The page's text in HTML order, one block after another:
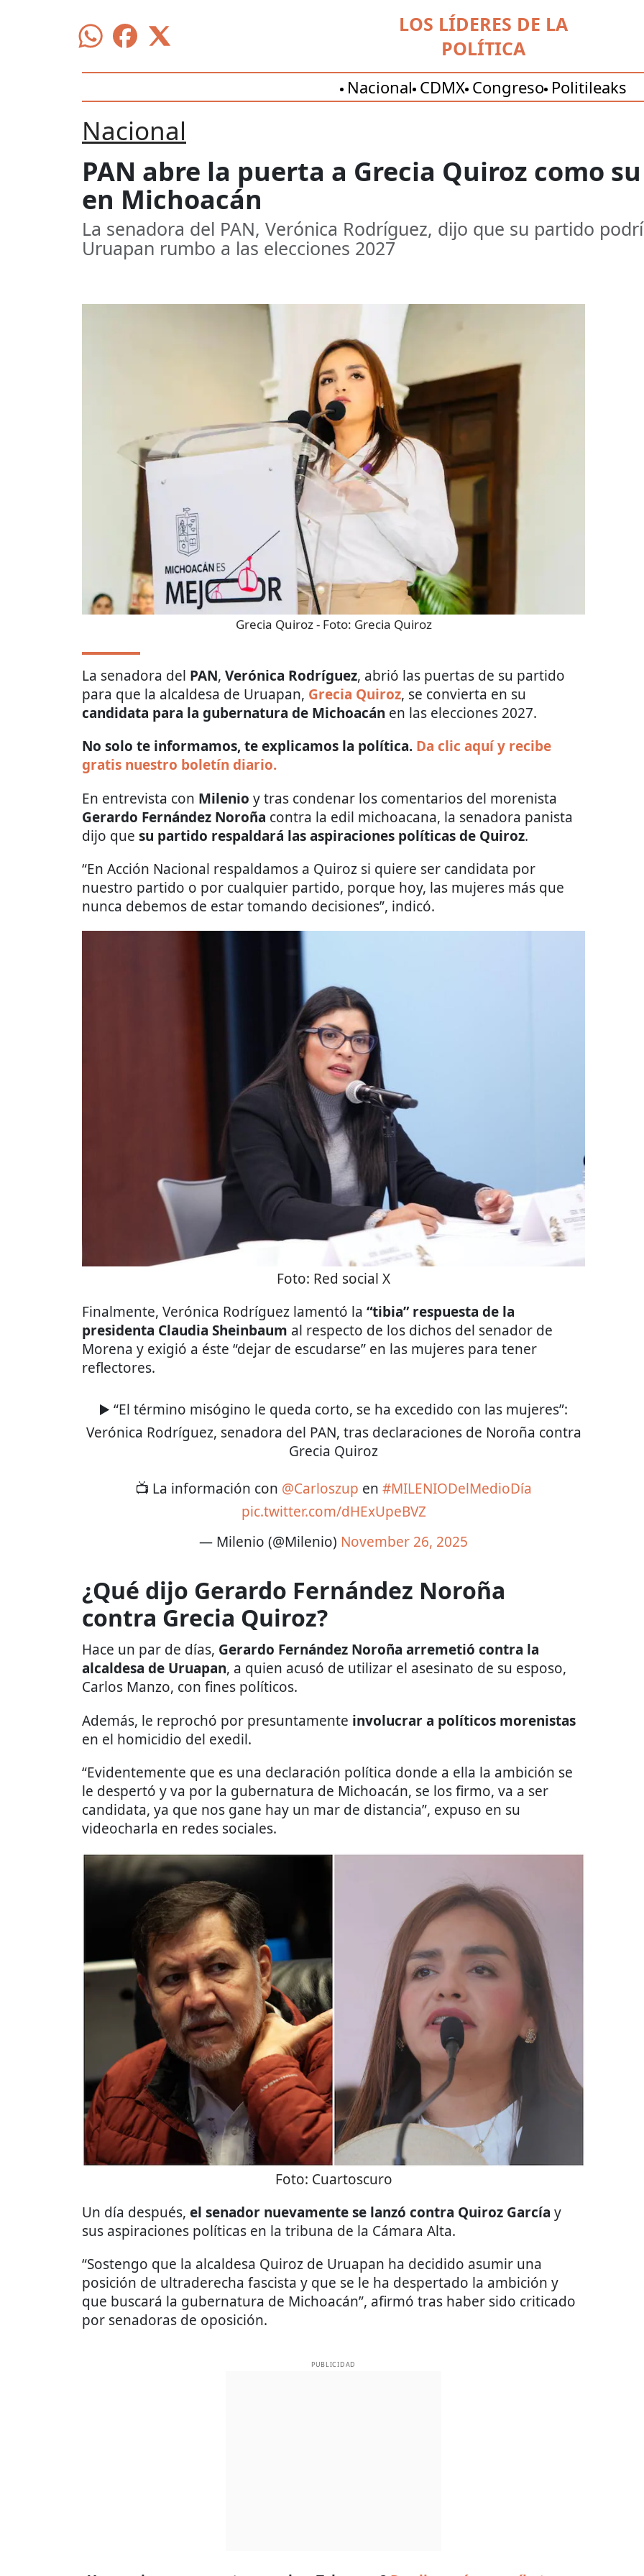
LOS LÍDERES DE LA
POLÍTICA
Nacional CDMX Congreso Politileaks
Nacional
PAN abre la puerta a Grecia Quiroz como
en Michoacán
La senadora del PAN, Verónica Rodríguez, dijo que su partido
Uruapan rumbo a las elecciones 2027
Grecia Quiroz- Foto: Grecia Quiroz
La senadora del PAN, Verónica Rodríguez, abrió las puertas de su partido
para que la alcaldesa de Uruapan, Grecia Quiroz, se convierta en su
candidata para la gubernatura de Michoacán en las elecciones 2027.
No solo te informamos, te explicamos la política. Da clic aquí y recibe
gratis nuestro boletín diario.
En entrevista con Milenio y tras condenar los comentarios del morenista
Gerardo Fernández Noroña contra la edil michoacana, la senadora panista
dijo que su partido respaldará las aspiraciones políticas de Quiroz.
“En Acción Nacional respaldamos a Quiroz si quiere ser candidata por
nuestro partido o por cualquier partido, porque hoy, las mujeres más que
nunca debemos de estar tomando decisiones”, indicó.
Foto: Red social X
Finalmente, Verónica Rodríguez lamentó la “tibia” respuesta de la
presidenta Claudia Sheinbaum al respecto de los dichos del senador de
Morena y exigió a éste “dejar de escudarse” en las mujeres para tener
reflectores.
▶️ “El término misógino le queda corto, se ha excedido con las mujeres”:
Verónica Rodríguez, senadora del PAN, tras declaraciones de Noroña contra
Grecia Quiroz
📺 La información con @Carloszup en #MILENIODelMedioDía
pic.twitter.com/dHExUpeBVZ
— Milenio (@Milenio) November 26, 2025
¿Qué dijo Gerardo Fernández Noroña
contra Grecia Quiroz?
Hace un par de días, Gerardo Fernández Noroña arremetió contra la
alcaldesa de Uruapan, a quien acusó de utilizar el asesinato de su esposo,
Carlos Manzo, con fines políticos.
Además, le reprochó por presuntamente involucrar a políticos morenistas
en el homicidio del exedil.
“Evidentemente que es una declaración política donde a ella la ambición se
le despertó y va por la gubernatura de Michoacán, se los firmo, va a ser
candidata, ya que nos gane hay un mar de distancia”, expuso en su
videocharla en redes sociales.
Foto: Cuartoscuro
Un día después, el senador nuevamente se lanzó contra Quiroz García y
sus aspiraciones políticas en la tribuna de la Cámara Alta.
“Sostengo que la alcaldesa Quiroz de Uruapan ha decidido asumir una
posición de ultraderecha fascista y que se le ha despertado la ambición y
que buscará la gubernatura de Michoacán”, afirmó tras haber sido criticado
por senadoras de oposición.
PUBLICIDAD